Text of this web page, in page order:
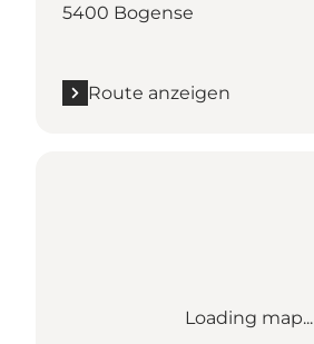
5400 Bogense
Route anzeigen
Loading map...